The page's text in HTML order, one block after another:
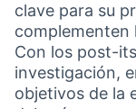
clave para su
complementen
Con los post-
investigación,
objetivos de la